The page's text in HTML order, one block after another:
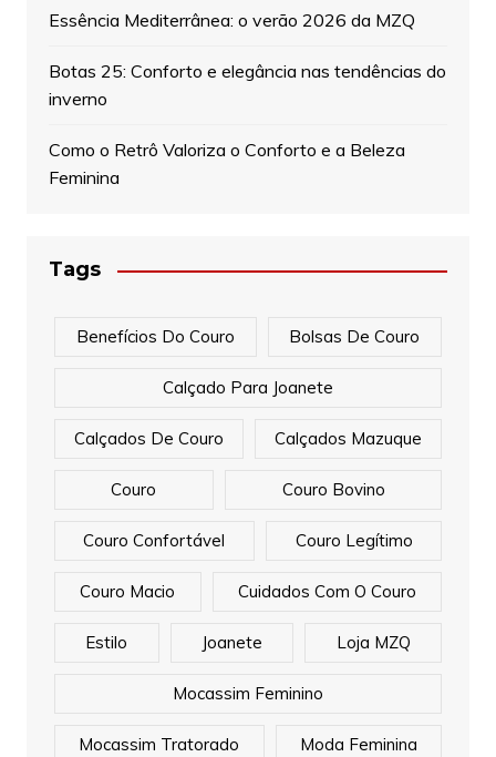
Essência Mediterrânea: o verão 2026 da MZQ
Botas 25: Conforto e elegância nas tendências do
inverno
Como o Retrô Valoriza o Conforto e a Beleza
Feminina
Tags
Benefícios Do Couro Bolsas De Couro
Calçado Para Joanete
Calçados De Couro Calçados Mazuque
Couro Couro Bovino
Couro Confortável Couro Legítimo
Couro Macio Cuidados Com O Couro
Estilo Joanete Loja MZQ
Mocassim Feminino
Mocassim Tratorado Moda Feminina